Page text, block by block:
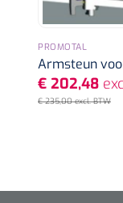
FW502 - 1 st
PROMOTAL
Armsteun
€ 202,48
€ 235,00 excl. BTW